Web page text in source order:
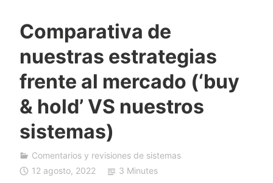
Comparativa de
nuestras estrategias
frente al mercado (‘buy
& hold’ VS nuestros
sistemas)
F
D
A
u
t
o
r
a
Comentarios y revisiones de sistemas
12 agosto, 2022
3 Minutes